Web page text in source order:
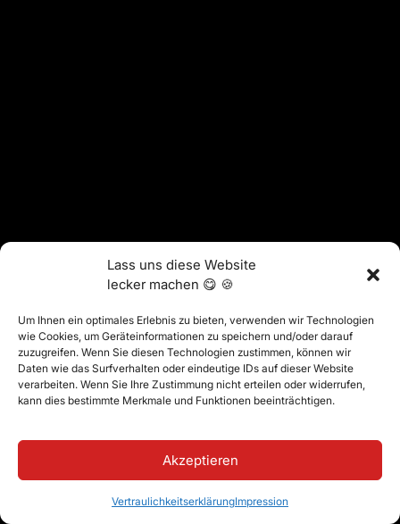
Lass uns diese Website
lecker machen 😋 🍪
Um Ihnen ein optimales Erlebnis zu bieten, verwenden wir Technologien
wie Cookies, um Geräteinformationen zu speichern und/oder darauf
zuzugreifen. Wenn Sie diesen Technologien zustimmen, können wir
Daten wie das Surfverhalten oder eindeutige IDs auf dieser Website
verarbeiten. Wenn Sie Ihre Zustimmung nicht erteilen oder widerrufen,
kann dies bestimmte Merkmale und Funktionen beeinträchtigen.
Akzeptieren
VertraulichkeitserklärungImpression